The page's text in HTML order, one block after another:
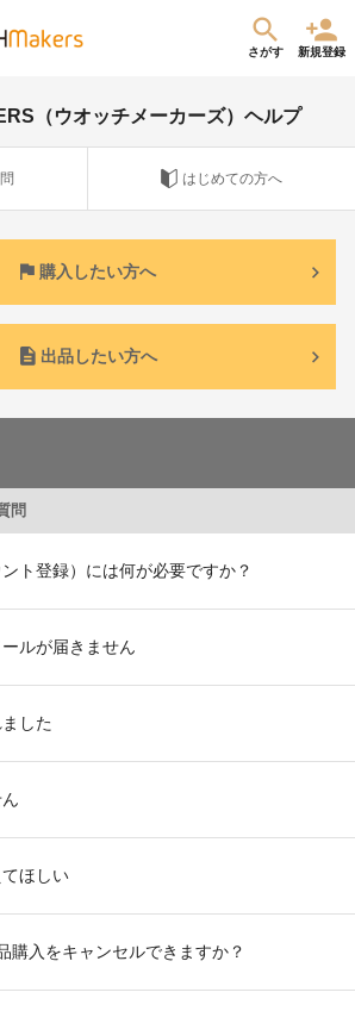
さがす 新規登録
（ウオッチメーカーズ）ヘルプ
はじめての方へ
購入したい方へ
出品したい方へ
問
ト登録）には何が必要ですか？
ルが届きません
した
ほしい
購入をキャンセルできますか？